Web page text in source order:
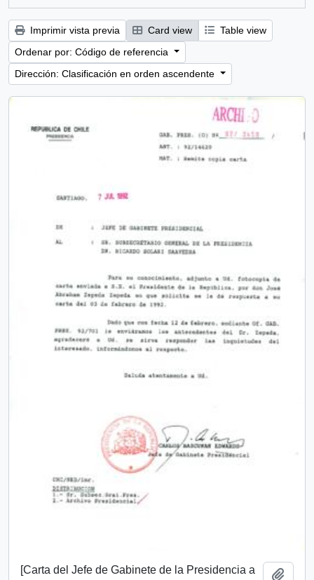
Imprimir vista previa Card view
Table view
Ordenar por: Código de referencia
Dirección: Clasificación en orden ascendente
[Carta del Jefe de Gabinete de la Presidencia a